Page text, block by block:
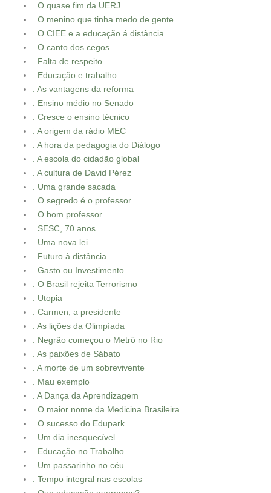
. O quase fim da UERJ
. O menino que tinha medo de gente
. O CIEE e a educação á distância
. O canto dos cegos
. Falta de respeito
. Educação e trabalho
. As vantagens da reforma
. Ensino médio no Senado
. Cresce o ensino técnico
. A origem da rádio MEC
. A hora da pedagogia do Diálogo
. A escola do cidadão global
. A cultura de David Pérez
. Uma grande sacada
. O segredo é o professor
. O bom professor
. SESC, 70 anos
. Uma nova lei
. Futuro à distância
. Gasto ou Investimento
. O Brasil rejeita Terrorismo
. Utopia
. Carmen, a presidente
. As lições da Olimpíada
. Negrão começou o Metrô no Rio
. As paixões de Sábato
. A morte de um sobrevivente
. Mau exemplo
. A Dança da Aprendizagem
. O maior nome da Medicina Brasileira
. O sucesso do Edupark
. Um dia inesquecível
. Educação no Trabalho
. Um passarinho no céu
. Tempo integral nas escolas